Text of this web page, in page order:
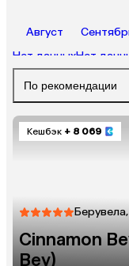
Август
Нет данныхНет
По рекомендации
Кешбэк + 8 069
Cinnamon
Bey)